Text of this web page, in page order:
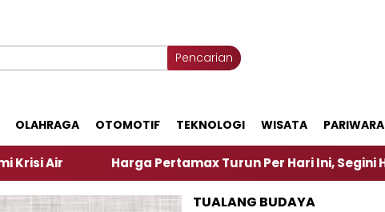
Pencarian
OLAHRAGA OTOMOTIF TEKNOLOGI WISATA PARIWARA
Harga Pertamax Turun Per Hari Ini, Segini Harganya
TUALANG BUDAYA